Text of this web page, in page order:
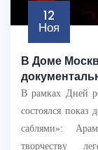
12
Ноя
В Доме
В рамках Дней
состоялся показ
саблями»:
творчеству